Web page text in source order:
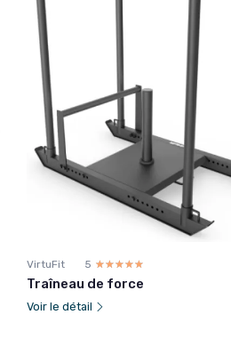
VirtuFit 5 ☆☆☆☆☆
★★★★★
Traîneau de force
Voir le détail